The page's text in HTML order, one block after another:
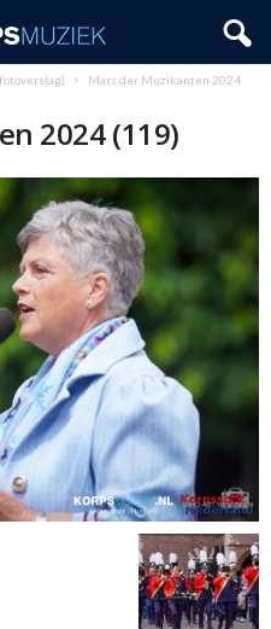
Mars der Muzikanten 2024
2024 (119)